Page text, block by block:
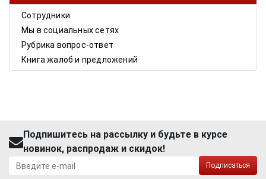
Сотрудники
Мы в социальных сетях
Рубрика вопрос-ответ
Книга жалоб и предложений
Подпишитесь на рассылку и будьте в курсе
новинок, распродаж и скидок!
Подписаться